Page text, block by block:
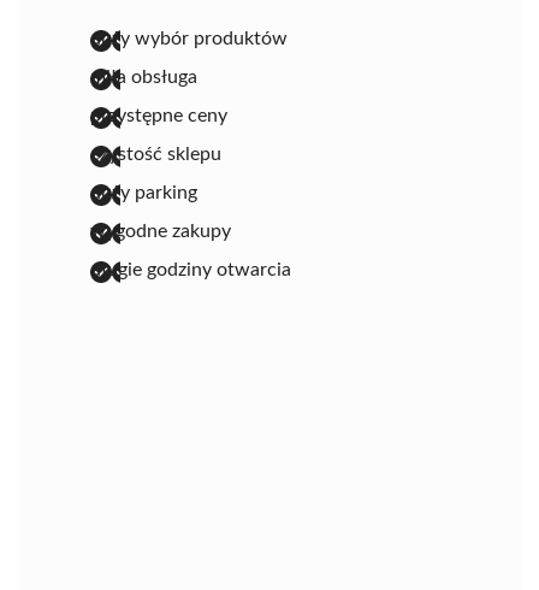
duży wybór produktów
miła obsługa
przystępne ceny
czystość sklepu
duży parking
wygodne zakupy
długie godziny otwarcia